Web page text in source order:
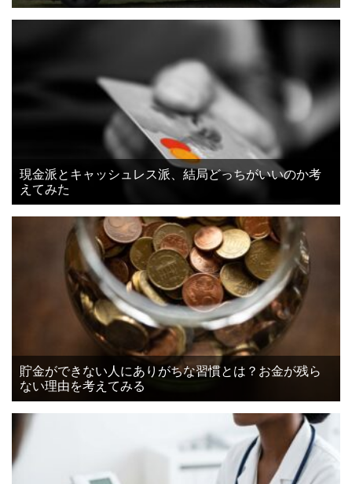
現金派とキャッシュレス派、結局どっちがいいのか考
えてみた
貯金ができない人にありがちな習慣とは？お金が残ら
ない理由を考えてみる